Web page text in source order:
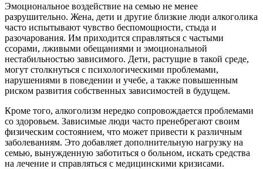
Эмоциональное воздействие на семью не менее
разрушительно. Жена, дети и другие близкие люди алкоголика
часто испытывают чувство беспомощности, стыда и
разочарования. Им приходится справляться с частыми
ссорами, лживыми обещаниями и эмоциональной
нестабильностью зависимого. Дети, растущие в такой среде,
могут столкнуться с психологическими проблемами,
нарушениями в поведении и учебе, а также повышенным
риском развития собственных зависимостей в будущем.
Кроме того, алкоголизм нередко сопровождается проблемами
со здоровьем. Зависимые люди часто пренебрегают своим
физическим состоянием, что может привести к различным
заболеваниям. Это добавляет дополнительную нагрузку на
семью, вынужденную заботиться о больном, искать средства
на лечение и справляться с медицинскими кризисами.